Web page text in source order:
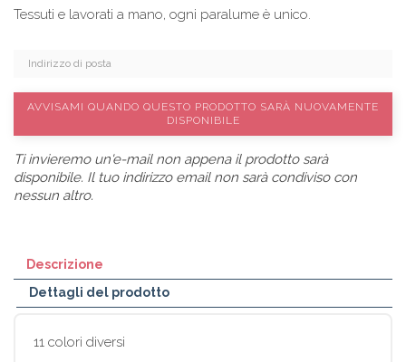
Tessuti e lavorati a mano, ogni paralume è unico.
AVVISAMI QUANDO QUESTO PRODOTTO SARÀ NUOVAMENTE
DISPONIBILE
Ti invieremo un'e-mail non appena il prodotto sarà
disponibile. Il tuo indirizzo email non sarà condiviso con
nessun altro.
Descrizione
Dettagli del prodotto
11 colori diversi